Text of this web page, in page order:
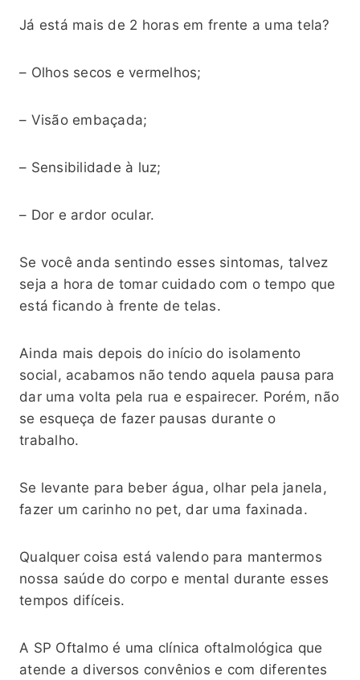
Já está mais de 2 horas em frente a uma tela?
– Olhos secos e vermelhos;
– Visão embaçada;
– Sensibilidade à luz;
– Dor e ardor ocular.
Se você anda sentindo esses sintomas, talvez
seja a hora de tomar cuidado com o tempo que
está ficando à frente de telas.
Ainda mais depois do início do isolamento
social, acabamos não tendo aquela pausa para
dar uma volta pela rua e espairecer. Porém, não
se esqueça de fazer pausas durante o
trabalho.
Se levante para beber água, olhar pela janela,
fazer um carinho no pet, dar uma faxinada.
Qualquer coisa está valendo para mantermos
nossa saúde do corpo e mental durante esses
tempos difíceis.
A SP Oftalmo é uma clínica oftalmológica que
atende a diversos convênios e com diferentes